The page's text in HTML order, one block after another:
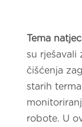
Tema
su rješavali
čišćenja
starih
robote. U